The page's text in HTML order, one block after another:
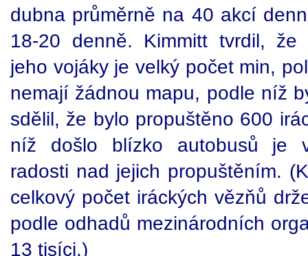
dubna průměrně na 40 akcí
18-20 denně. Kimmitt tvrdil, že
jeho vojáky je velký počet min,
nemají žádnou mapu, podle níž
sdělil, že bylo propuštěno 600
níž došlo blízko autobusů je
radosti nad jejich propuštěním.
celkový počet iráckých vězňů
podle odhadů mezinárodních
13 tisíci.)